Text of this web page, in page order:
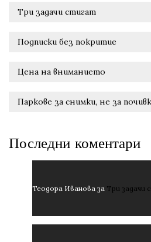
Три задачи стигат
Подписки без покритие
Цена на вниманието
Паркове за снимки, не за
Последни коментари
Теодора Иванова за Три задачи